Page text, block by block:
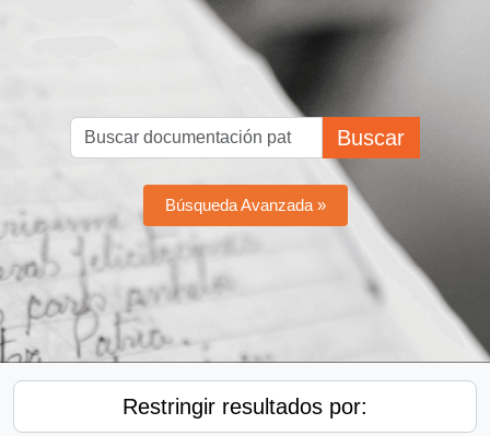
Buscar
Búsqueda Avanzada »
Restringir resultados por: